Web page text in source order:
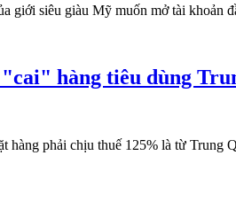
giới siêu giàu Mỹ muốn mở tài khoản
hàng tiêu dùng
phải chịu thuế 125% là từ